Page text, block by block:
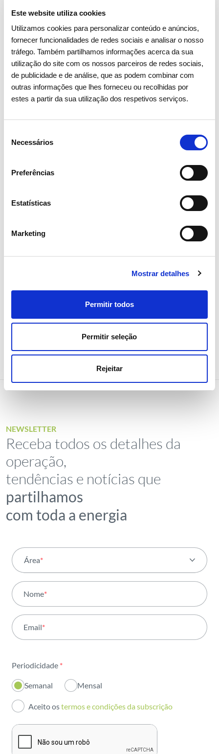
Este website utiliza cookies
Utilizamos cookies para personalizar conteúdo e anúncios,
fornecer funcionalidades de redes sociais e analisar o nosso
tráfego. Também partilhamos informações acerca da sua
utilização do site com os nossos parceiros de redes sociais,
de publicidade e de análise, que as podem combinar com
outras informações que lhes forneceu ou recolhidas por
estes a partir da sua utilização dos respetivos serviços.
Necessários
Preferências
Estatísticas
Marketing
Mostrar detalhes
Permitir todos
Permitir seleção
Rejeitar
Assembleia Geral de Acionistas
com larga maioria
NEWSLETTER
Receba todos os detalhes da
operação,
tendências e notícias que
partilhamos
com toda a energia
Área*
Atividade
Institucional
Inovação
Investidores
Publicações
Nome*
Email*
Periodicidade *
Semanal Mensal
Aceito ostermos e condições da subscrição